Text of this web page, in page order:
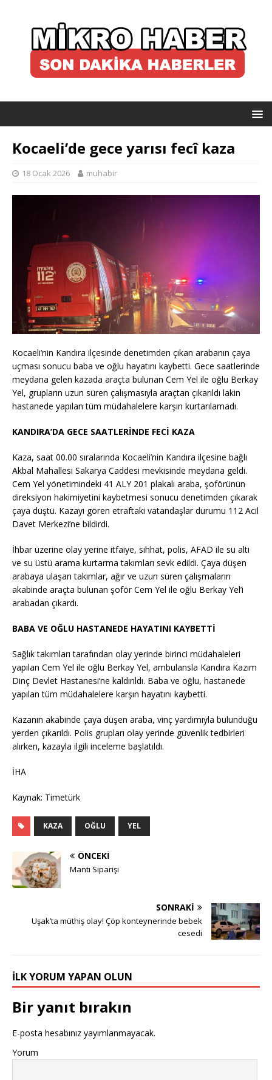
Kocaeli’de gece yarısı fecî kaza
18 Ocak 2026 muhabir
Kocaeli’nin Kandıra ilçesinde denetimden çıkan arabanın çaya
uçması sonucu baba ve oğlu hayatını kaybetti. Gece saatlerinde
meydana gelen kazada araçta bulunan Cem Yel ile oğlu Berkay
Yel, grupların uzun süren çalışmasıyla araçtan çıkarıldı lakin
hastanede yapılan tüm müdahalelere karşın kurtarılamadı.
KANDIRA’DA GECE SAATLERİNDE FECİ KAZA
Kaza, saat 00.00 sıralarında Kocaeli’nin Kandıra ilçesine bağlı
Akbal Mahallesi Sakarya Caddesi mevkisinde meydana geldi.
Cem Yel yönetimindeki 41 ALY 201 plakalı araba, şoförünün
direksiyon hakimiyetini kaybetmesi sonucu denetimden çıkarak
çaya düştü. Kazayı gören etraftaki vatandaşlar durumu 112 Acil
Davet Merkezi’ne bildirdi.
İhbar üzerine olay yerine itfaiye, sıhhat, polis, AFAD ile su altı
ve su üstü arama kurtarma takımları sevk edildi. Çaya düşen
arabaya ulaşan takımlar, ağır ve uzun süren çalışmaların
akabinde araçta bulunan şoför Cem Yel ile oğlu Berkay Yel’i
arabadan çıkardı.
BABA VE OĞLU HASTANEDE HAYATINI KAYBETTİ
Sağlık takımları tarafından olay yerinde birinci müdahaleleri
yapılan Cem Yel ile oğlu Berkay Yel, ambulansla Kandıra Kazım
Dinç Devlet Hastanesi’ne kaldırıldı. Baba ve oğlu, hastanede
yapılan tüm müdahalelere karşın hayatını kaybetti.
Kazanın akabinde çaya düşen araba, vinç yardımıyla bulunduğu
yerden çıkarıldı. Polis grupları olay yerinde güvenlik tedbirleri
alırken, kazayla ilgili inceleme başlatıldı.
İHA
Kaynak: Timetürk
KAZA OĞLU YEL
ÖNCEKI
Mantı Siparişi
SONRAKI
Uşak’ta müthiş olay! Çöp konteynerinde bebek
cesedi
İLK YORUM YAPAN OLUN
Bir yanıt bırakın
E-posta hesabınız yayımlanmayacak.
Yorum